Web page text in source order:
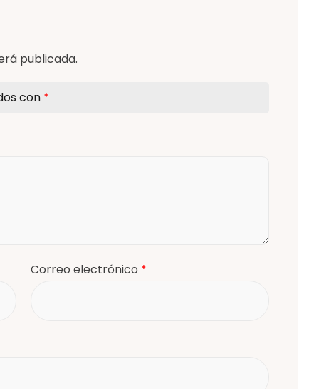
publicada.
con *
Correo electrónico *